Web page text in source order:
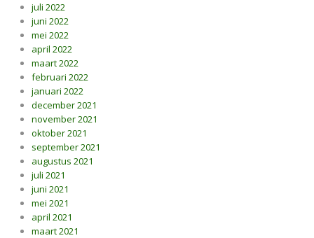
juli 2022
juni 2022
mei 2022
april 2022
maart 2022
februari 2022
januari 2022
december 2021
november 2021
oktober 2021
september 2021
augustus 2021
juli 2021
juni 2021
mei 2021
april 2021
maart 2021